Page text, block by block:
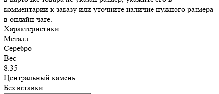
комментарии к заказу или уточните наличие нужного размера
в онлайн чате.
Характеристики
Металл
Серебро
Вес
8.35
Центральный камень
Без вставки